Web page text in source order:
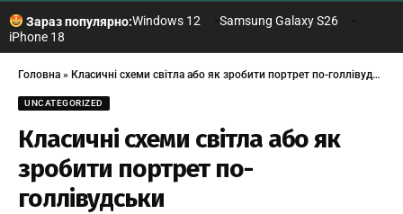
Зараз популярно:Windows 12
Samsung Galaxy S26
iPhone 18
Головна » Класичні схеми світла або як зробити портрет по-голлівудськи
UNCATEGORIZED
Класичні схеми світла або як
зробити портрет по-
голлівудськи